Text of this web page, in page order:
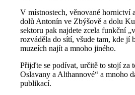
V místnostech, věnované hornictví
dolů Antonín ve Zbýšově a dolu
sektoru pak najdete zcela funkční
rozváděla do sítí, všude tam, kde jí
muzeích najít a mnoho jiného.
Přijďte se podívat, určitě to stojí za
Oslavany a Althannové“ a mnoho
publikací.